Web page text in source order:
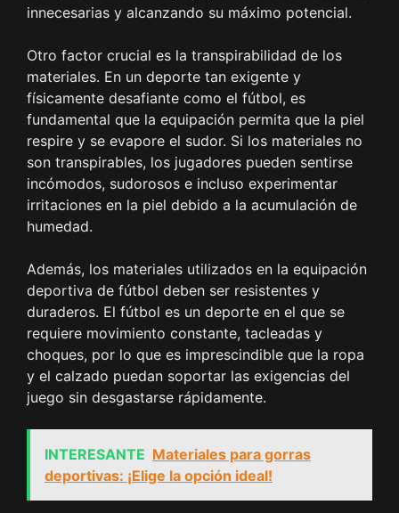
innecesarias y alcanzando su máximo potencial.
Otro factor crucial es la transpirabilidad de los
materiales. En un deporte tan exigente y
físicamente desafiante como el fútbol, es
fundamental que la equipación permita que la piel
respire y se evapore el sudor. Si los materiales no
son transpirables, los jugadores pueden sentirse
incómodos, sudorosos e incluso experimentar
irritaciones en la piel debido a la acumulación de
humedad.
Además, los materiales utilizados en la equipación
deportiva de fútbol deben ser resistentes y
duraderos. El fútbol es un deporte en el que se
requiere movimiento constante, tacleadas y
choques, por lo que es imprescindible que la ropa
y el calzado puedan soportar las exigencias del
juego sin desgastarse rápidamente.
INTERESANTE Materiales para gorras
deportivas: ¡Elige la opción ideal!